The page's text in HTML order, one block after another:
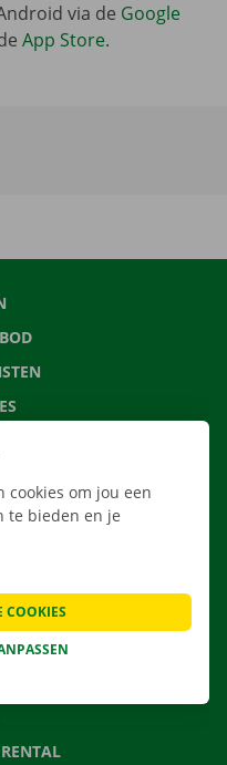
via de Google
App Store.
VRAGEN
cookies om jou een
te bieden en je
COOKIES